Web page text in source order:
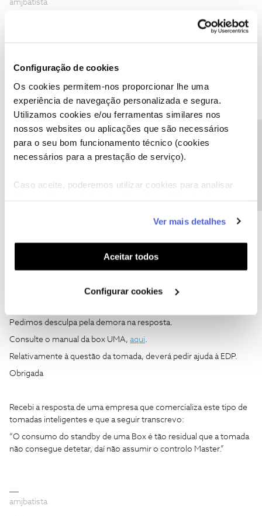
Configuração de cookies
Os cookies permitem-nos proporcionar lhe uma
experiência de navegação personalizada e segura.
Utilizamos cookies e/ou ferramentas similares nos
nossos websites ou aplicações que são necessários
para o seu bom funcionamento técnico (cookies
necessários para a prestação de serviço).
Caso aceite, poderemos utilizar cookies para analisar
funcionalidades (cookies de personalização e
funcionalidade) e adaptar anúncios aos seus interesses
(cookies de publicidade personalizada). Pode gerir a
utilização dos cookies clicando em "Configurar
Ver mais detalhes
Aceitar todos
Configurar cookies
amjbatista
Inês B.
@amjbatista
Pedimos desculpa pela demora na resposta.
Consulte o manual da box UMA,aqui.
Relativamente à questão da tomada, deverá pedir ajuda à EDP.
Pedimos desculpa pela demora na resposta.
Consulte o manual da box UMA, aqui.
Relativamente à questão da tomada, deverá pedir ajuda à EDP.
Obrigada
Recebi a resposta de uma empresa que comercializa este tipo de
tomadas inteligentes e que a seguir transcrevo:
“O consumo do standby de uma Box é tão residual que a tomada
não consegue detetar, daí não assumir o controlo Master.”
amjbatista